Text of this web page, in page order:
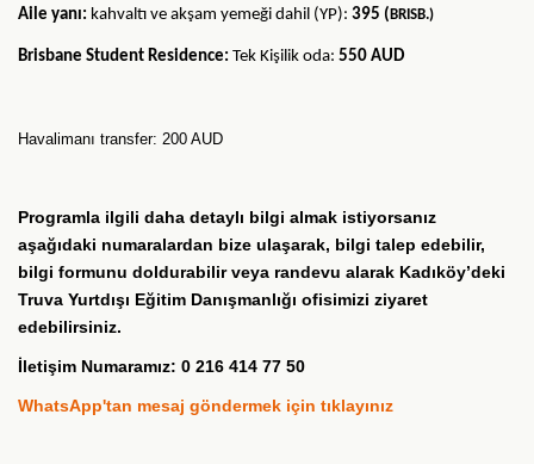
Aile yanı: kahvaltı ve akşam yemeği dahil (YP): 395 ( BRISB.)
Brisbane Student Residence: Tek Kişilik oda: 550 AUD
Havalimanı transfer: 200 AUD
Programla ilgili daha detaylı bilgi almak istiyorsanız
aşağıdaki numaralardan bize ulaşarak, bilgi talep edebilir,
bilgi formunu doldurabilir veya randevu alarak Kadıköy’deki
Truva Yurtdışı Eğitim Danışmanlığı ofisimizi ziyaret
edebilirsiniz.
İletişim Numaramız: 0 216 414 77 50
WhatsApp'tan mesaj göndermek için tıklayınız